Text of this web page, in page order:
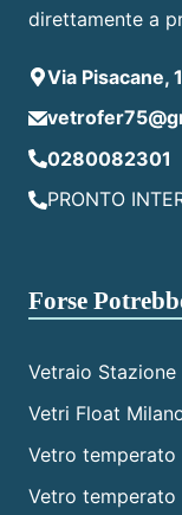
direttamente a
Via Pisacane,
0280082301
PRONTO
Forse
Vetraio
Vetri Float
Vetro temperato
Vetro temperato